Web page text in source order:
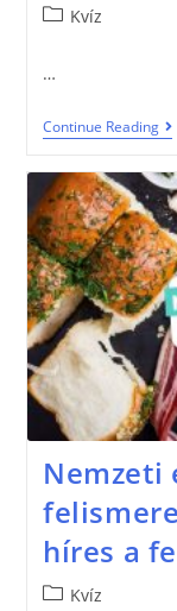
Kvíz
…
Continue Reading
Nemzeti
híres a
Kvíz